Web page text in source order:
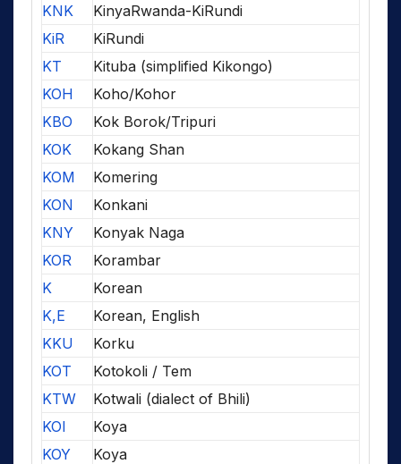
KNK
KinyaRwanda-KiRundi
KiR
KiRundi
KT
Kituba (simplified Kikongo)
KOH
Koho/Kohor
KBO
Kok Borok/Tripuri
KOK
Kokang Shan
KOM
Komering
KON
Konkani
KNY
Konyak Naga
KOR
Korambar
K
Korean
K,E
Korean, English
KKU
Korku
KOT
Kotokoli / Tem
KTW
Kotwali (dialect of Bhili)
KOI
Koya
KOY
Koya